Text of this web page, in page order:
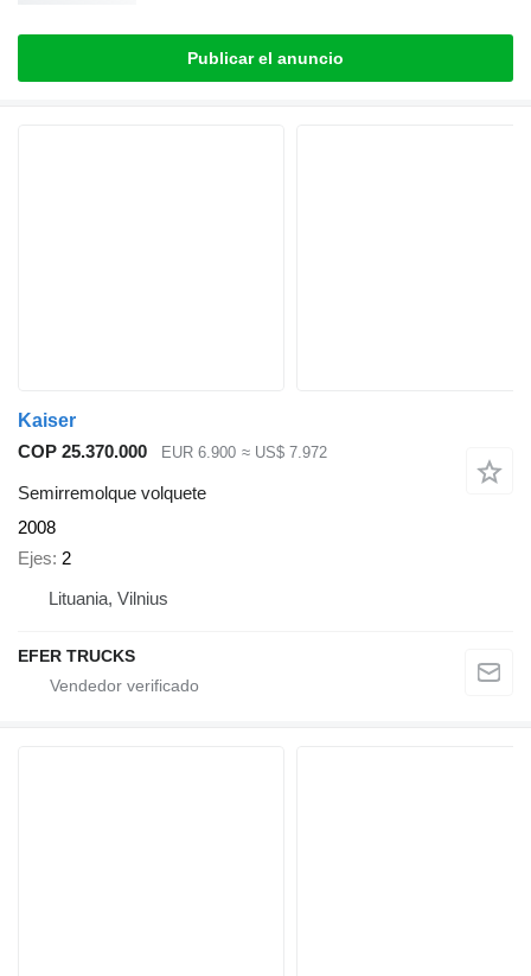
Publicar el anuncio
Kaiser
COP 25.370.000
EUR 6.900 ≈ US$ 7.972
Semirremolque volquete
2008
Ejes 2
Lituania, Vilnius
EFER TRUCKS